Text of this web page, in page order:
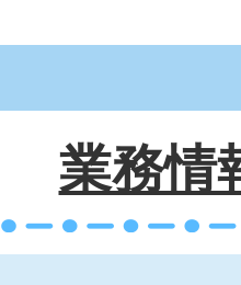
業務情